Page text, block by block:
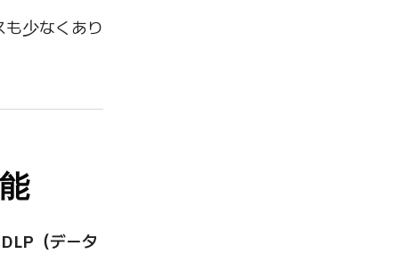
少なくあり
DLP（データ